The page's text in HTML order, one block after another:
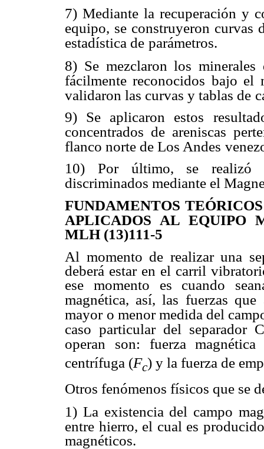
7) Mediante la recuperación y
equipo, se construyeron curvas
estadística de parámetros.
8) Se mezclaron los
fácilmente reconocidos bajo el
validaron las curvas y tablas de
9) Se aplicaron estos
concentrados de areniscas
flanco norte de Los Andes
10) Por último, se realizó
discriminados mediante el
FUNDAMENTOS
APLICADOS AL EQUIPO
MLH (13)111-5
Al momento de realizar una
deberá estar en el carril
ese momento es cuando
magnética, así, las fuerzas que
mayor o menor medida del
caso particular del separador
operan son: fuerza magnética
centrífuga (Fc) y la fuerza de
Otros fenómenos físicos que se
1) La existencia del campo
entre hierro, el cual es
magnéticos.